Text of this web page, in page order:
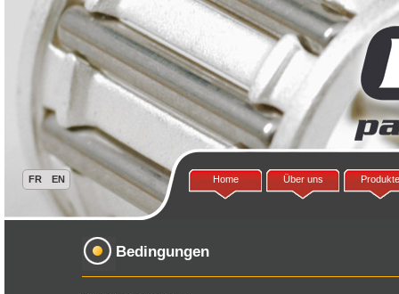
Home Über uns Produkte
Bedingungen